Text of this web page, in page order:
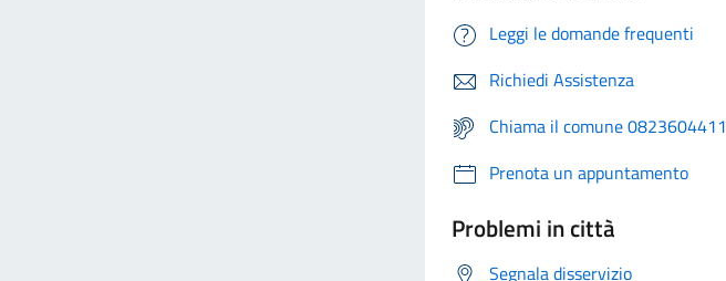
Leggi le domande frequenti
Richiedi Assistenza
Chiama il comune 0823604411
Prenota un appuntamento
Problemi in città
Segnala disservizio